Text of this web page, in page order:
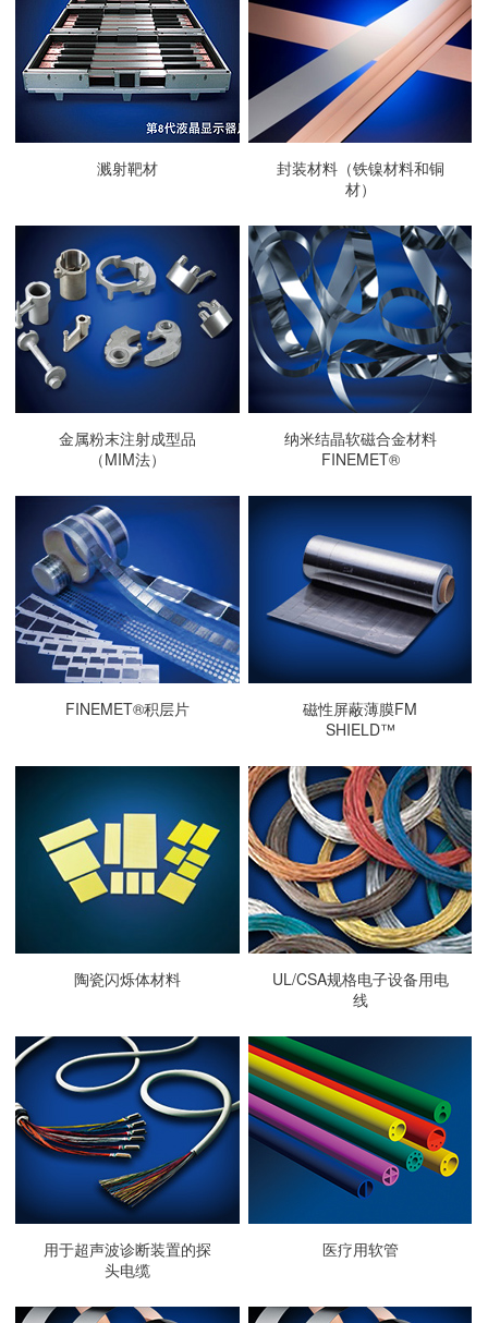
溅射靶材
封装材料（铁镍材料和铜
材）
金属粉末注射成型品
（MIM法）
纳米结晶软磁合金材料
FINEMET®
FINEMET®积层片
磁性屏蔽薄膜FM
SHIELD™
陶瓷闪烁体材料
UL/CSA规格电子设备用电
线
用于超声波诊断装置的探
头电缆
医疗用软管